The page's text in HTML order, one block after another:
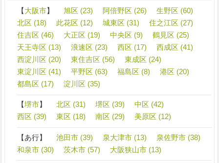
【大阪市】 旭区 (23) 阿倍野区 (26)
生野区 (60)
北区 (18)
此花区 (12) 城東区 (31)
住之江区 (27)
住吉区 (46)
大正区 (19) 中央区 (9)
鶴見区 (25)
天王寺区 (13)
浪速区 (23) 西区 (17)
西成区 (41)
西淀川区 (20)
東住吉区 (56)
東成区 (24)
東淀川区 (41)
平野区 (63) 福島区 (8)
港区 (20)
都島区 (17)
淀川区 (35)
【堺市】 北区 (31) 堺区 (39)
中区 (42)
西区 (39)
東区 (18) 南区 (29) 美原区 (12)
【あ行】 池田市 (39) 泉大津市 (13)
泉佐野市 (38)
和泉市 (30)
茨木市 (57) 大阪狭山市 (13)